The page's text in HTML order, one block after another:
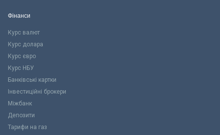
Фінанси
Курс валют
Курс долара
Курс євро
Курс НБУ
Банківські картки
Інвестиційні брокери
Міжбанк
Депозити
Тарифи на газ